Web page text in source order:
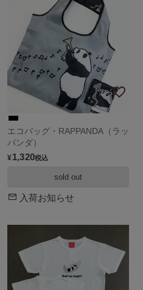
エコバッグ・RAPPANDA（ラッ
パンダ）
¥1,320税込
sold out
入荷お知らせ